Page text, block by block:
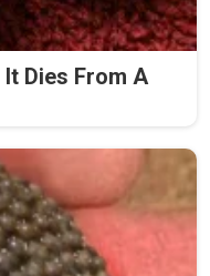
Dies From A